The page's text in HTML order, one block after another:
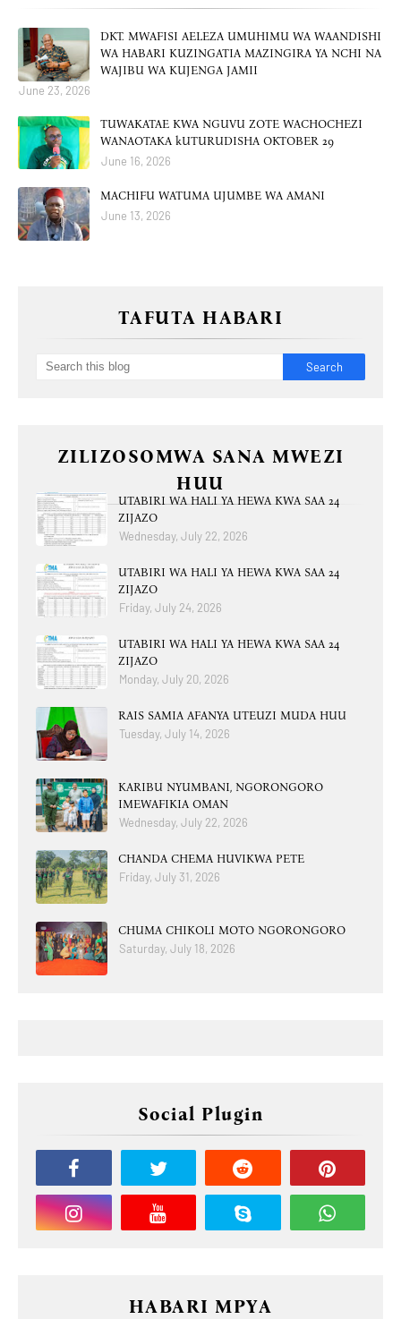
DKT. MWAFISI AELEZA UMUHIMU WA WAANDISHI
WA HABARI KUZINGATIA MAZINGIRA YA NCHI NA
WAJIBU WA KUJENGA JAMII
June 23, 2026
TUWAKATAE KWA NGUVU ZOTE WACHOCHEZI
WANAOTAKA kUTURUDISHA OKTOBER 29
June 16, 2026
MACHIFU WATUMA UJUMBE WA AMANI
June 13, 2026
TAFUTA HABARI
ZILIZOSOMWA SANA MWEZI
HUU
UTABIRI WA HALI YA HEWA KWA SAA 24
ZIJAZO
Wednesday, July 22, 2026
UTABIRI WA HALI YA HEWA KWA SAA 24
ZIJAZO
Friday, July 24, 2026
UTABIRI WA HALI YA HEWA KWA SAA 24
ZIJAZO
Monday, July 20, 2026
RAIS SAMIA AFANYA UTEUZI MUDA HUU
Tuesday, July 14, 2026
KARIBU NYUMBANI, NGORONGORO
IMEWAFIKIA OMAN
Wednesday, July 22, 2026
CHANDA CHEMA HUVIKWA PETE
Friday, July 31, 2026
CHUMA CHIKOLI MOTO NGORONGORO
Saturday, July 18, 2026
Social Plugin
HABARI MPYA